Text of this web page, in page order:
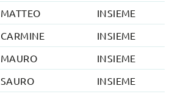
MATTEO
INSIEME
CARMINE
INSIEME
MAURO
INSIEME
SAURO
INSIEME